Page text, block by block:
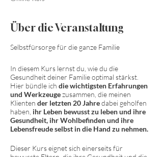
Über die Veranstaltung
Selbstfürsorge für die ganze Familie
In diesem Kurs lernst du, wie du die
Gesundheit deiner Familie optimal stärkst.
Hier bündle ich die wichtigsten Erfahrungen
und Werkzeugezusammen, die meinen
Klienten der letzten 20 Jahredabei geholfen
haben, ihr Leben bewusst zu leben und ihre
Gesundheit, ihr Wohlbefinden und ihre
Lebensfreude selbst in die Hand zu nehmen.
Dieser Kurs eignet sich einerseits für